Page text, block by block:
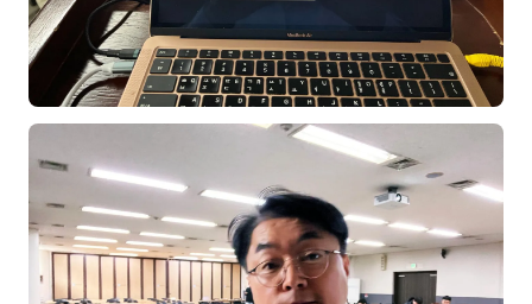
미팅·보고
제안·영업
분석
재무·계약
B2B 영업도구